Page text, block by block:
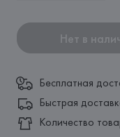
Нет в
Бесплатная
Быстрая
Количество